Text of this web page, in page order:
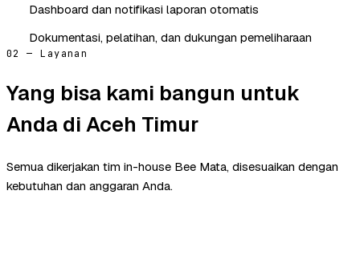
Dashboard dan notifikasi laporan otomatis
Dokumentasi, pelatihan, dan dukungan pemeliharaan
02 — Layanan
Yang bisa kami bangun untuk
Anda di Aceh Timur
Semua dikerjakan tim in-house Bee Mata, disesuaikan dengan
kebutuhan dan anggaran Anda.